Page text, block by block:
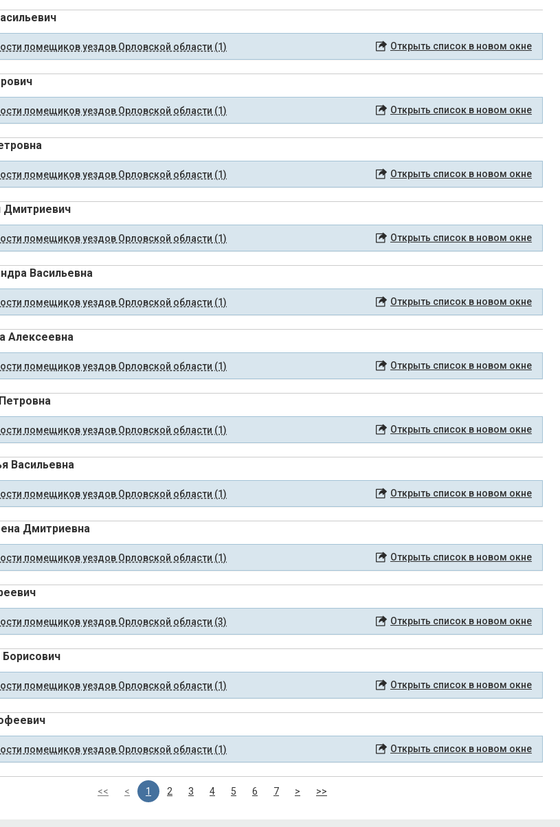
помещиков уездов Орловской области (1) Открыть список в новом окне
помещиков уездов Орловской области (1) Открыть список в новом окне
помещиков уездов Орловской области (1) Открыть список в новом окне
Дмитриевич
помещиков уездов Орловской области (1) Открыть список в новом окне
Васильевна
помещиков уездов Орловской области (1) Открыть список в новом окне
Алексеевна
помещиков уездов Орловской области (1) Открыть список в новом окне
помещиков уездов Орловской области (1) Открыть список в новом окне
Васильевна
помещиков уездов Орловской области (1) Открыть список в новом окне
Дмитриевна
помещиков уездов Орловской области (1) Открыть список в новом окне
помещиков уездов Орловской области (3) Открыть список в новом окне
помещиков уездов Орловской области (1) Открыть список в новом окне
помещиков уездов Орловской области (1) Открыть список в новом окне
<< < 1 2 3 4 5 6 7 > >>